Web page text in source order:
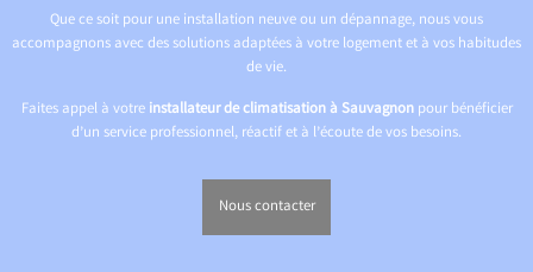
Que ce soit pour une installation neuve ou un dépannage, nous vous
accompagnons avec des solutions adaptées à votre logement et à vos habitudes
de vie.
Faites appel à votre installateur de climatisation à Sauvagnonpour bénéficier
d’un service professionnel, réactif et à l’écoute de vos besoins.
Nous contacter